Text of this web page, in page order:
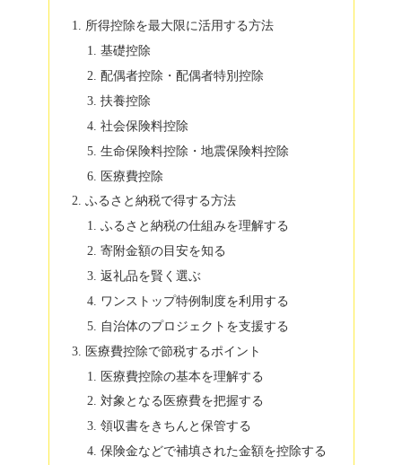
所得控除を最大限に活用する方法
基礎控除
配偶者控除・配偶者特別控除
扶養控除
社会保険料控除
生命保険料控除・地震保険料控除
医療費控除
ふるさと納税で得する方法
ふるさと納税の仕組みを理解する
寄附金額の目安を知る
返礼品を賢く選ぶ
ワンストップ特例制度を利用する
自治体のプロジェクトを支援する
医療費控除で節税するポイント
医療費控除の基本を理解する
対象となる医療費を把握する
領収書をきちんと保管する
保険金などで補填された金額を控除する